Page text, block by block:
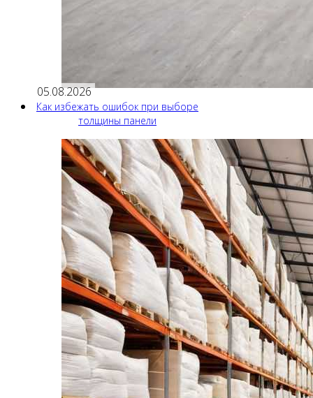
05.08.2026
Как избежать ошибок при выборе
толщины панели